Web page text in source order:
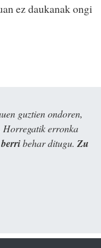
ez daukanak ongi
guztien ondoren,
Horregatik erronka
behar ditugu. Zu